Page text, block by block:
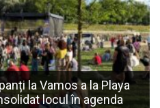
la Vamos a la Playa
locul în agenda